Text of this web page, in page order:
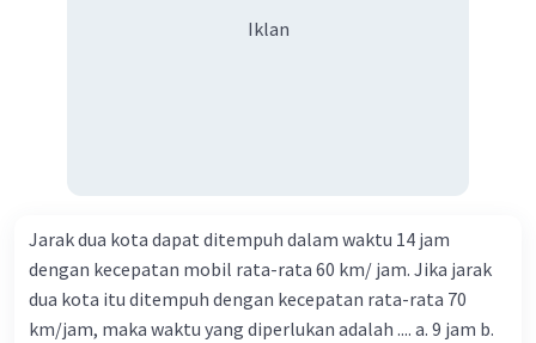
Iklan
Jarak dua kota dapat ditempuh dalam waktu 14 jam
dengan kecepatan mobil rata-rata 60 km/ jam. Jika jarak
dua kota itu ditempuh dengan kecepatan rata-rata 70
km/jam, maka waktu yang diperlukan adalah .... a. 9 jam b.